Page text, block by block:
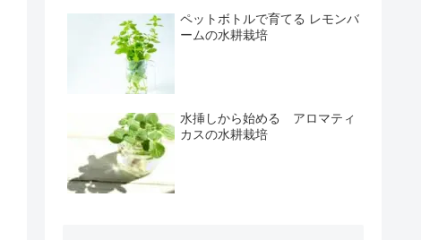
ペットボトルで育てる レモンバ
ームの水耕栽培
水挿しから始める アロマティ
カスの水耕栽培